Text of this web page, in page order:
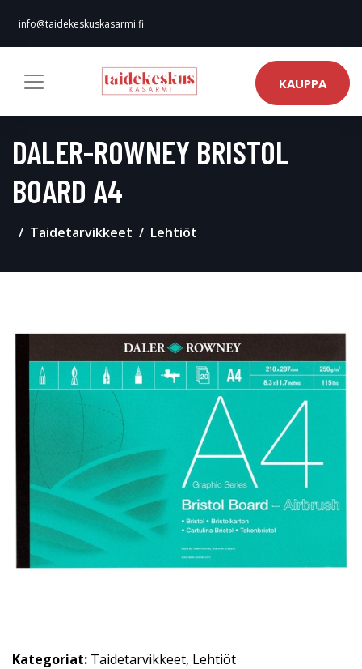
info@taidekeskuskasarmi.fi
KAUPPA
DALER-ROWNEY BRISTOL
BOARD A4
Taidetarvikkeet Lehtiöt
Kategoriat: Taidetarvikkeet, Lehtiöt